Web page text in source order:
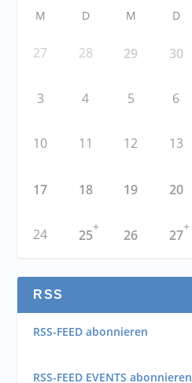
M D M D
27 28 29 30
3 4 5 6
10 11 12 13
17 18 19 20
24 25
+
26 27
+
RSS
RSS-FEED abonnieren
RSS-FEED EVENTS abonnieren